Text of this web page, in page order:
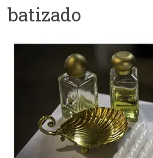
–
Luz
Região
Episcopal
batizado